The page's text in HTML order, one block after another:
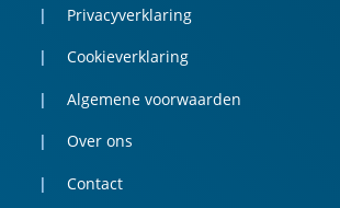
Privacyverklaring
Cookieverklaring
Algemene voorwaarden
Over ons
Contact